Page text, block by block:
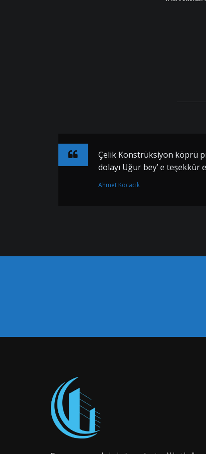
Çelik Konstrüksiyon köprü
dolayı Uğur bey’ e teşekkür
Ahmet Kocacık